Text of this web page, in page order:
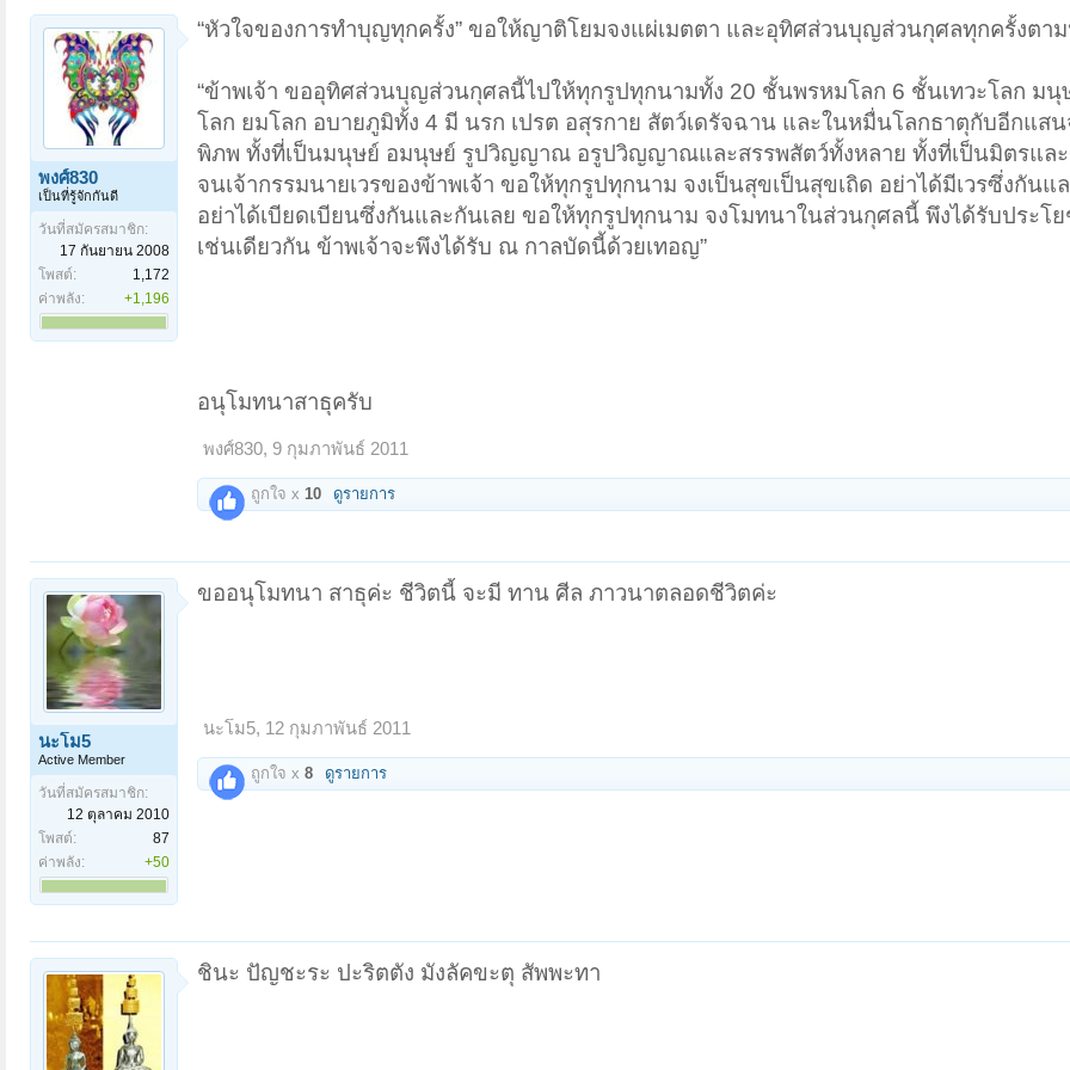
พงศ์830
เป็นที่รู้จักกันดี
วันที่สมัครสมาชิก:
17 กันยายน 2008
โพสต์:
1,172
ค่าพลัง:
+1,196
“หัวใจของการทำบุญทุกครั้ง” ขอให้ญาติโยมจงแผ่เมตตา และอุทิศส่วนบุญส่วนกุศลทุกครั้งตา
“ข้าพเจ้า ขออุทิศส่วนบุญส่วนกุศลนี้ไปให้ทุกรูปทุกนามทั้ง 20 ชั้นพรหมโลก 6 ชั้นเทวะโลก มนุ
โลก ยมโลก อบายภูมิทั้ง 4 มี นรก เปรต อสุรกาย สัตว์เดรัจฉาน และในหมื่นโลกธาตุกับอีกแสน
พิภพ ทั้งที่เป็นมนุษย์ อมนุษย์ รูปวิญญาณ อรูปวิญญาณและสรรพสัตว์ทั้งหลาย ทั้งที่เป็นมิตรแล
จนเจ้ากรรมนายเวรของข้าพเจ้า ขอให้ทุกรูปทุกนาม จงเป็นสุขเป็นสุขเถิด อย่าได้มีเวรซึ่งกันแ
อย่าได้เบียดเบียนซึ่งกันและกันเลย ขอให้ทุกรูปทุกนาม จงโมทนาในส่วนกุศลนี้ พึงได้รับประโ
เช่นเดียวกัน ข้าพเจ้าจะพึงได้รับ ณ กาลบัดนี้ด้วยเทอญ”
อนุโมทนาสาธุครับ
พงศ์830, 9 กุมภาพันธ์ 2011
ถูกใจ x 10 ดูรายการ
นะโม5
Active Member
วันที่สมัครสมาชิก:
12 ตุลาคม 2010
โพสต์:
87
ค่าพลัง:
+50
ขออนุโมทนา สาธุค่ะ ชีวิตนี้ จะมี ทาน ศีล ภาวนาตลอดชีวิตค่ะ
นะโม5, 12 กุมภาพันธ์ 2011
ถูกใจ x 8 ดูรายการ
ชินะ ปัญชะระ ปะริตตัง มังลัคขะตุ สัพพะทา